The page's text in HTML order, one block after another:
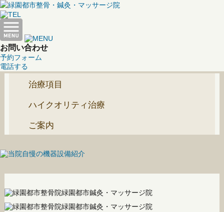
お問い合わせ
予約フォーム
電話する
治療項目
ハイクオリティ治療
ご案内